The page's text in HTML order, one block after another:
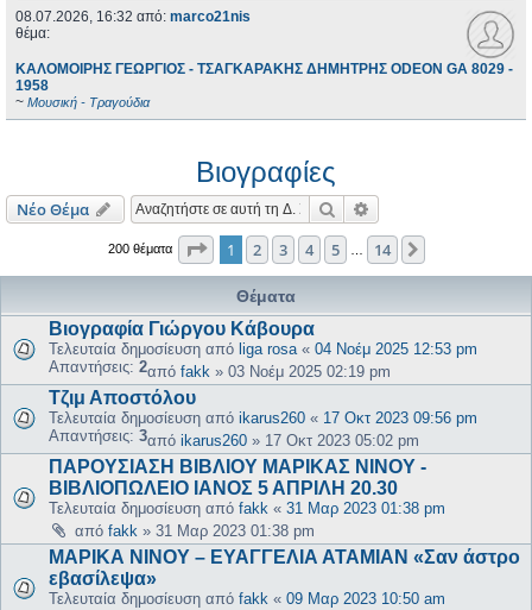
08.07.2026, 16:32 από: marco21nis
θέμα:
ΚΑΛΟΜΟΙΡΗΣ ΓΕΩΡΓΙΟΣ - ΤΣΑΓΚΑΡΑΚΗΣ ΔΗΜΗΤΡΗΣ ODEON GA 8029 -
1958
~ Μουσική - Τραγούδια
Βιογραφίες
Νέο Θέμα Αναζήτηση
200 θέματα Σελίδα από14
1 2 3 4 5 14
Θέματα
Βιογραφία Γιώργου Κάβουρα
Τελευταία δημοσίευση από liga rosa « 04 Νοέμ 2025 12:53 pm
Απαντήσεις: 2από fakk » 03 Νοέμ 2025 02:19 pm
Τζιμ Αποστόλου
Τελευταία δημοσίευση από ikarus260 « 17 Οκτ 2023 09:56 pm
Απαντήσεις: 3από ikarus260 » 17 Οκτ 2023 05:02 pm
ΠΑΡΟΥΣΙΑΣΗ ΒΙΒΛΙΟΥ ΜΑΡΙΚΑΣ ΝΙΝΟΥ -
ΒΙΒΛΙΟΠΩΛΕΙΟ ΙΑΝΟΣ 5 ΑΠΡΙΛΗ 20.30
Τελευταία δημοσίευση από fakk « 31 Μαρ 2023 01:38 pm
από fakk » 31 Μαρ 2023 01:38 pm
ΜΑΡΙΚΑ ΝΙΝΟΥ – ΕΥΑΓΓΕΛΙΑ ΑΤΑΜΙΑΝ «Σαν άστρο
εβασίλεψα»
Τελευταία δημοσίευση από fakk « 09 Μαρ 2023 10:50 am